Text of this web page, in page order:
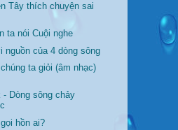
Tây thích chuyện sai
ta nói Cuội nghe
nguồn của 4 dòng sông
ta giỏi (âm nhạc)
- Dòng sông chảy
hồn ai?